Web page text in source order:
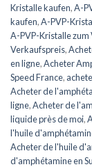
Kristalle kaufen,A-
kaufen,A-PVP-
A-PVP-Kristalle zum
Verkaufspreis,
​​​​en ligne,Acheter
Speed ​​​​France,
Acheter de
ligne,Acheter de
liquide près de moi,
l'huile
Acheter de l'huile
d'amphétamine en